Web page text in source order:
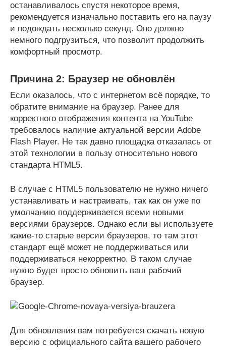
останавливалось спустя некоторое время,
рекомендуется изначально поставить его на паузу
и подождать несколько секунд. Оно должно
немного подгрузиться, что позволит продолжить
комфортный просмотр.
Причина 2: Браузер не обновлён
Если оказалось, что с интернетом всё порядке, то
обратите внимание на браузер. Ранее для
корректного отображения контента на YouTube
требовалось наличие актуальной версии Adobe
Flash Player. Не так давно площадка отказалась от
этой технологии в пользу относительно нового
стандарта HTML5.
В случае с HTML5 пользователю не нужно ничего
устанавливать и настраивать, так как он уже по
умолчанию поддерживается всеми новыми
версиями браузеров. Однако если вы используете
какие-то старые версии браузеров, то там этот
стандарт ещё может не поддерживаться или
поддерживаться некорректно. В таком случае
нужно будет просто обновить ваш рабочий
браузер.
Для обновления вам потребуется скачать новую
версию с официального сайта вашего рабочего